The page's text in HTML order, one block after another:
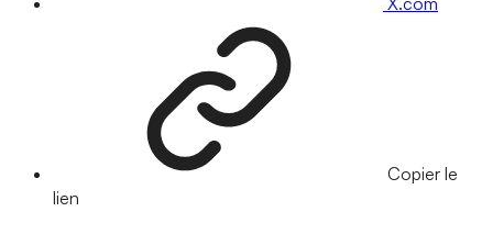
Copier le
lien